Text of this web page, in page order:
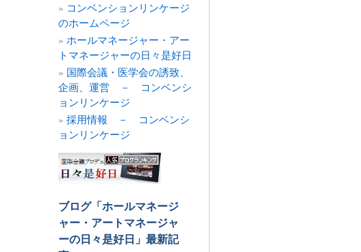
コンベンションリンケージ
のホームページ
ホールマネージャー・アー
トマネージャーの日々是好日
国際会議・医学会の誘致、
企画、運営 － コンベンシ
ョンリンケージ
採用情報 － コンベンシ
ョンリンケージ
ブログ「ホールマネージ
ャー・アートマネージャ
ーの日々是好日」最新記